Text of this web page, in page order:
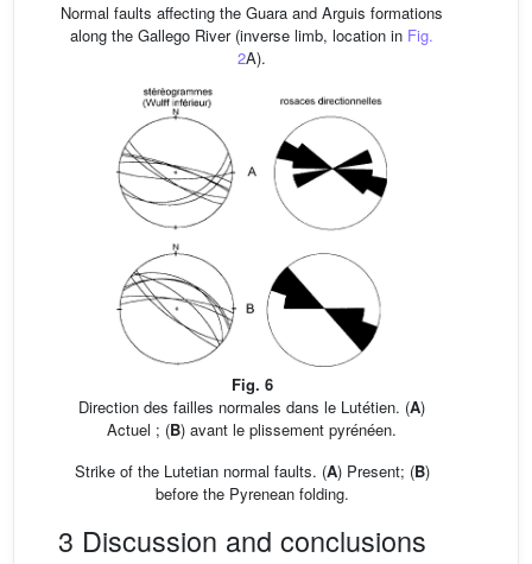
Normal faults affecting the Guara and Arguis formations
along the Gallego River (inverse limb, location in Fig.
2A).
Fig. 6
Direction des failles normales dans le Lutétien. (A)
Actuel ; (B) avant le plissement pyrénéen.
Strike of the Lutetian normal faults. (A) Present; (B)
before the Pyrenean folding.
3 Discussion and conclusions